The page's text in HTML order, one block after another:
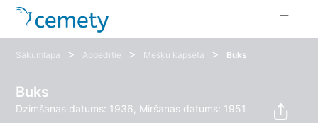
Sākumlapa > Apbedītie > Mešķu kapsēta > Buks
Buks
Dzimšanas datums: 1936, Miršanas datums: 1951